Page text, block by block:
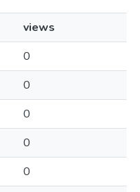
views
0
0
0
0
0